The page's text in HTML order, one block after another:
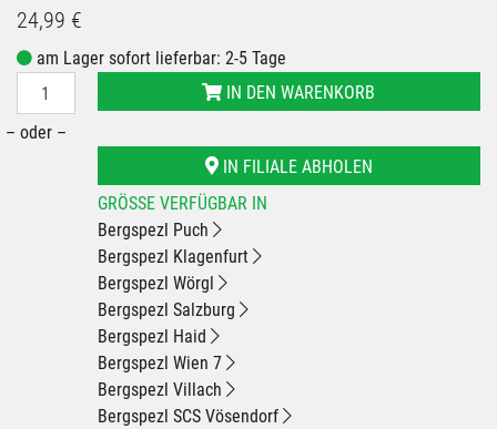
24,99 €
am Lager sofort lieferbar: 2-5 Tage
IN DEN WARENKORB
– oder –
IN FILIALE ABHOLEN
GRÖSSE VERFÜGBAR IN
Bergspezl Puch
Bergspezl Klagenfurt
Bergspezl Wörgl
Bergspezl Salzburg
Bergspezl Haid
Bergspezl Wien 7
Bergspezl Villach
Bergspezl SCS Vösendorf